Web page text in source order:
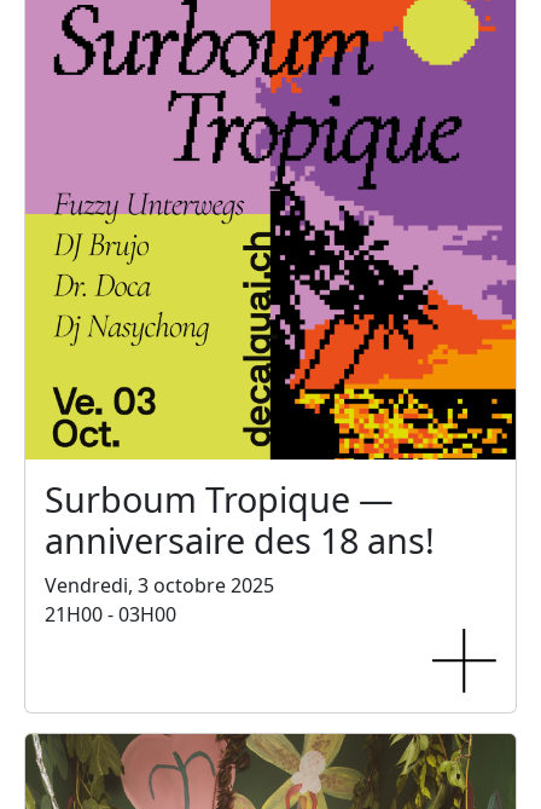
Surboum Tropique —
anniversaire des 18 ans!
Vendredi, 3 octobre 2025
21H00 - 03H00